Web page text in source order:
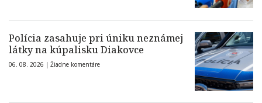
Polícia zasahuje pri úniku neznámej
látky na kúpalisku Diakovce
06. 08. 2026 | Žiadne komentáre